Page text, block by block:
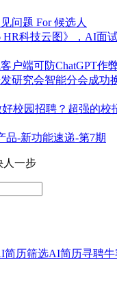
问题 For 候选人
HR科技云图》，AI面
户端可防ChatGPT作
研究会智能分会成功
校园招聘？超强的校
品-新功能速递-第7期
人一步
简历筛选AI简历寻聘牛